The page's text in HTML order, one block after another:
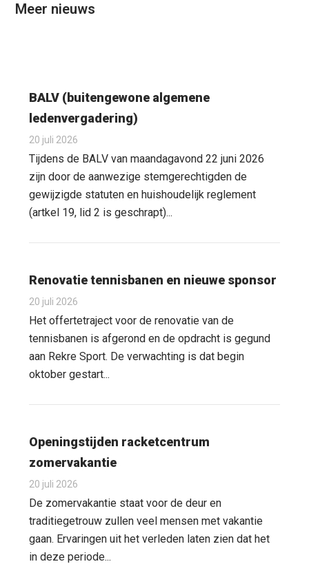
Meer nieuws
BALV (buitengewone algemene
ledenvergadering)
20 juli 2026
Tijdens de BALV van maandagavond 22 juni 2026
zijn door de aanwezige stemgerechtigden de
gewijzigde statuten en huishoudelijk reglement
(artkel 19, lid 2 is geschrapt)...
Renovatie tennisbanen en nieuwe sponsor
20 juli 2026
Het offertetraject voor de renovatie van de
tennisbanen is afgerond en de opdracht is gegund
aan Rekre Sport. De verwachting is dat begin
oktober gestart...
Openingstijden racketcentrum
zomervakantie
20 juli 2026
De zomervakantie staat voor de deur en
traditiegetrouw zullen veel mensen met vakantie
gaan. Ervaringen uit het verleden laten zien dat het
in deze periode...